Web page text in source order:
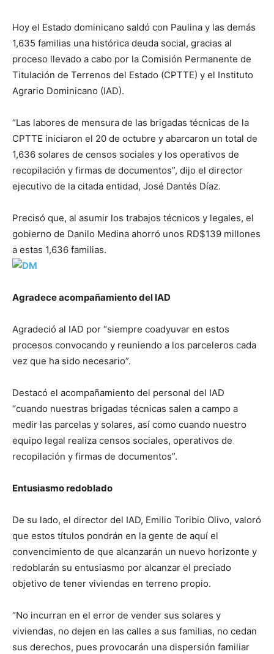
Hoy el Estado dominicano saldó con Paulina y las demás
1,635 familias una histórica deuda social, gracias al
proceso llevado a cabo por la Comisión Permanente de
Titulación de Terrenos del Estado (CPTTE) y el Instituto
Agrario Dominicano (IAD).
“Las labores de mensura de las brigadas técnicas de la
CPTTE iniciaron el 20 de octubre y abarcaron un total de
1,636 solares de censos sociales y los operativos de
recopilación y firmas de documentos”, dijo el director
ejecutivo de la citada entidad, José Dantés Díaz.
Precisó que, al asumir los trabajos técnicos y legales, el
gobierno de Danilo Medina ahorró unos RD$139 millones
a estas 1,636 familias.
Agradece acompañamiento del IAD
Agradeció al IAD por “siempre coadyuvar en estos
procesos convocando y reuniendo a los parceleros cada
vez que ha sido necesario”.
Destacó el acompañamiento del personal del IAD
“cuando nuestras brigadas técnicas salen a campo a
medir las parcelas y solares, así como cuando nuestro
equipo legal realiza censos sociales, operativos de
recopilación y firmas de documentos”.
Entusiasmo redoblado
De su lado, el director del IAD, Emilio Toribio Olivo, valoró
que estos títulos pondrán en la gente de aquí el
convencimiento de que alcanzarán un nuevo horizonte y
redoblarán su entusiasmo por alcanzar el preciado
objetivo de tener viviendas en terreno propio.
“No incurran en el error de vender sus solares y
viviendas, no dejen en las calles a sus familias, no cedan
sus derechos, pues provocarán una dispersión familiar